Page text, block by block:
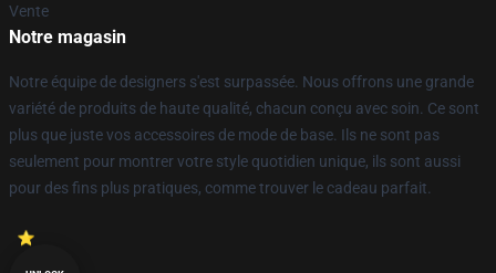
Vente
Notre magasin
Notre équipe de designers s'est surpassée. Nous offrons une grande
variété de produits de haute qualité, chacun conçu avec soin. Ce sont
plus que juste vos accessoires de mode de base. Ils ne sont pas
seulement pour montrer votre style quotidien unique, ils sont aussi
pour des fins plus pratiques, comme trouver le cadeau parfait.